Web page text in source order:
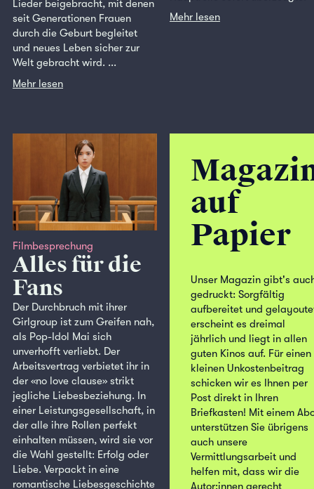
Lieder beigebracht, mit denen
seit Generationen Frauen
durch die Geburt begleitet
und neues Leben sicher zur
Welt gebracht wird. ...
Mehr lesen
Mehr lesen
Filmbesprechung
Alles für die
Fans
Der Durchbruch mit ihrer
Girlgroup ist zum Greifen nah,
als Pop-Idol Mai sich
unverhofft verliebt. Der
Arbeitsvertrag verbietet ihr in
der «no love clause» strikt
jegliche Liebesbeziehung. In
einer Leistungsgesellschaft, in
der alle ihre Rollen perfekt
einhalten müssen, wird sie vor
die Wahl gestellt: Erfolg oder
Liebe. Verpackt in eine
romantische Liebesgeschichte
auf
Papier
Unser Magazin gibt's
gedruckt: Sorgfältig
aufbereitet und
erscheint es dreimal
jährlich und liegt in allen
guten Kinos auf. Für einen
kleinen Unkostenbeitrag
schicken wir es Ihnen per
Post direkt in Ihren
Briefkasten! Mit einem
unterstützen Sie übrigens
auch unsere
Vermittlungsarbeit und
helfen mit, dass wir die
Autor:innen gerecht